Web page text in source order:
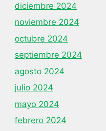
diciembre 2024
noviembre 2024
octubre 2024
septiembre 2024
agosto 2024
julio 2024
mayo 2024
febrero 2024